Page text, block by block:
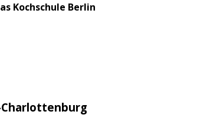
Kochschule Berlin